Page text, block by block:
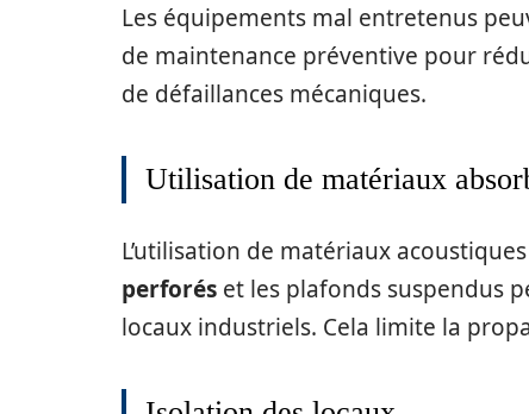
Les équipements mal entretenus
de maintenance préventive pour
de défaillances mécaniques.
Utilisation de matériaux
L’utilisation de matériaux
perforés et les plafonds suspendus
locaux industriels. Cela limite la